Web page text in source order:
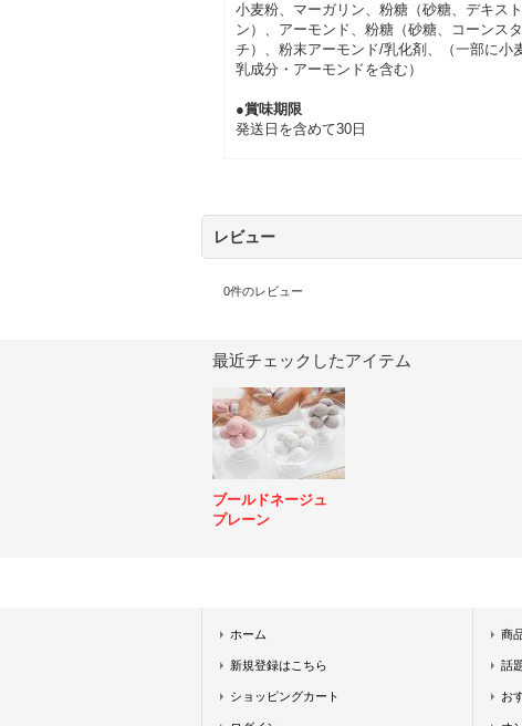
小麦粉、マーガリン、粉糖（砂糖、デキス
ン）、アーモンド、粉糖（砂糖、コーンス
チ）、粉末アーモンド/乳化剤、（一部に小
乳成分・アーモンドを含む）
●賞味期限
発送日を含めて30日
レビュー
0件のレビュー
最近チェックしたアイテム
ブールドネージュ
プレーン
ホーム
新規登録はこちら
ショッピングカート
商
話
お